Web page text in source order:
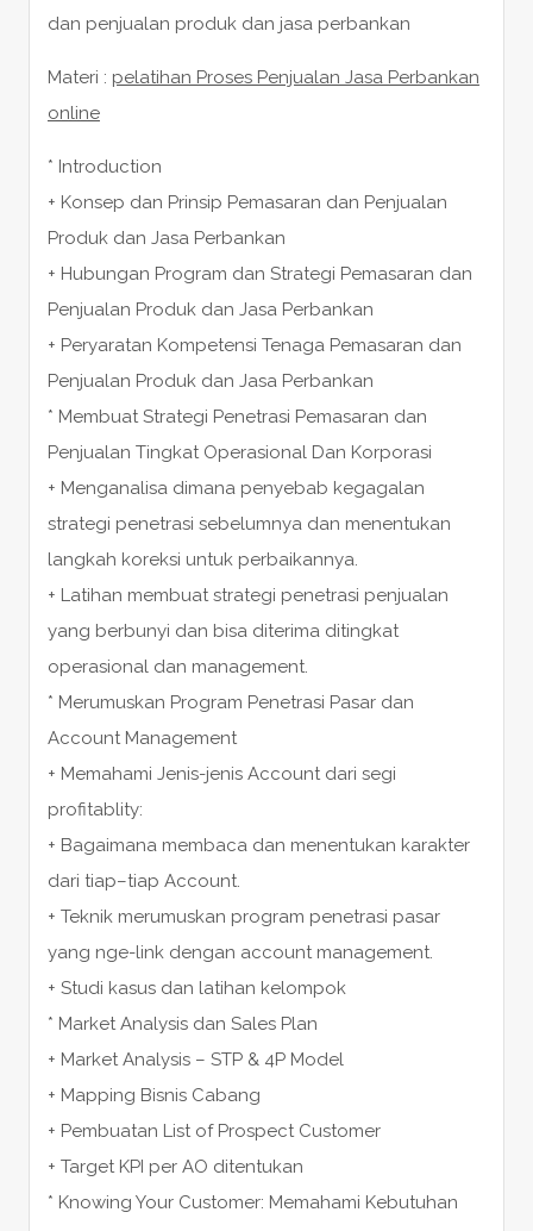
dan penjualan produk dan jasa perbankan
Materi : pelatihan Proses Penjualan Jasa Perbankan
online
* Introduction
+ Konsep dan Prinsip Pemasaran dan Penjualan
Produk dan Jasa Perbankan
+ Hubungan Program dan Strategi Pemasaran dan
Penjualan Produk dan Jasa Perbankan
+ Peryaratan Kompetensi Tenaga Pemasaran dan
Penjualan Produk dan Jasa Perbankan
* Membuat Strategi Penetrasi Pemasaran dan
Penjualan Tingkat Operasional Dan Korporasi
+ Menganalisa dimana penyebab kegagalan
strategi penetrasi sebelumnya dan menentukan
langkah koreksi untuk perbaikannya.
+ Latihan membuat strategi penetrasi penjualan
yang berbunyi dan bisa diterima ditingkat
operasional dan management.
* Merumuskan Program Penetrasi Pasar dan
Account Management
+ Memahami Jenis-jenis Account dari segi
profitablity:
+ Bagaimana membaca dan menentukan karakter
dari tiap–tiap Account.
+ Teknik merumuskan program penetrasi pasar
yang nge-link dengan account management.
+ Studi kasus dan latihan kelompok
* Market Analysis dan Sales Plan
+ Market Analysis – STP & 4P Model
+ Mapping Bisnis Cabang
+ Pembuatan List of Prospect Customer
+ Target KPI per AO ditentukan
* Knowing Your Customer: Memahami Kebutuhan